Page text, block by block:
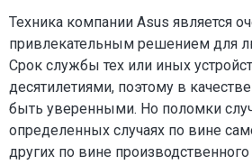
Техника компании Asus является
привлекательным решением для
Срок службы тех или иных
десятилетиями, поэтому в
быть уверенными. Но поломки
определенных случаях по вине
других по вине